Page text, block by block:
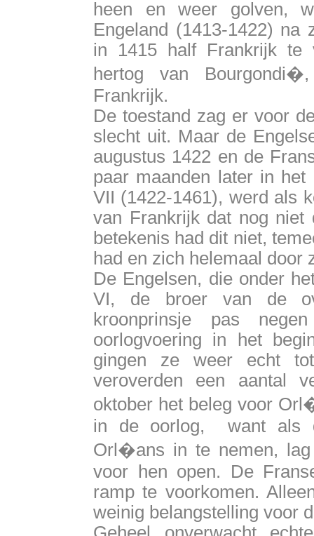
heen en weer golven,
Engeland (1413-1422) na
in 1415 half Frankrijk te
hertog van
Frankrijk.
De toestand zag er voor
slecht uit. Maar de
augustus 1422 en de
paar maanden later in
VII (1422-1461), werd als
van Frankrijk dat nog niet
betekenis had dit niet,
had en zich helemaal door
De Engelsen, die onder
VI, de broer van de
kroonprinsje pas
oorlogvoering in het
gingen ze weer echt
veroverden een aantal
oktober het beleg voor
in de oorlog, want als
Orl�ans in te nemen,
voor hen open. De
ramp te voorkomen.
weinig belangstelling voor